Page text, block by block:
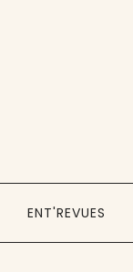
ENT'REVUES